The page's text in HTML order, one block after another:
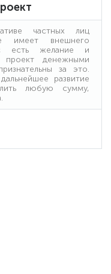
частных лиц
имеет внешнего
есть желание и
проект денежными
за это.
развитие
любую сумму,